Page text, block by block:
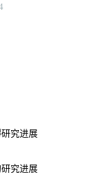
究进展
究进展